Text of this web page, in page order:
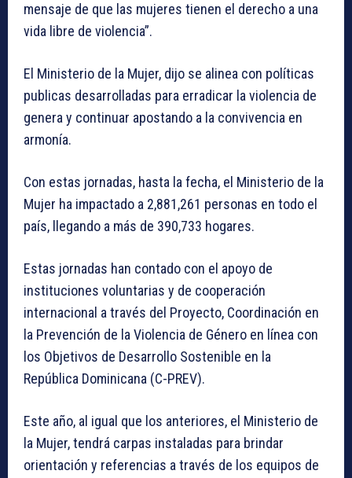
mensaje de que las mujeres tienen el derecho a una
vida libre de violencia”.
El Ministerio de la Mujer, dijo se alinea con políticas
publicas desarrolladas para erradicar la violencia de
genera y continuar apostando a la convivencia en
armonía.
Con estas jornadas, hasta la fecha, el Ministerio de la
Mujer ha impactado a 2,881,261 personas en todo el
país, llegando a más de 390,733 hogares.
Estas jornadas han contado con el apoyo de
instituciones voluntarias y de cooperación
internacional a través del Proyecto, Coordinación en
la Prevención de la Violencia de Género en línea con
los Objetivos de Desarrollo Sostenible en la
República Dominicana (C-PREV).
Este año, al igual que los anteriores, el Ministerio de
la Mujer, tendrá carpas instaladas para brindar
orientación y referencias a través de los equipos de